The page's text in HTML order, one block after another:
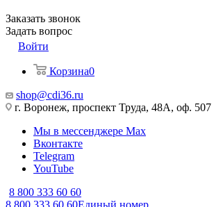
Заказать звонок
Задать вопрос
Войти
Корзина0
shop@cdi36.ru
г. Воронеж, проспект Труда, 48А, оф. 507
Мы в мессенджере Max
Вконтакте
Telegram
YouTube
8 800 333 60 60
8 800 333 60 60Единый номер